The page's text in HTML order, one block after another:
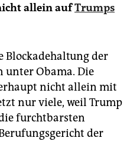
allein aufTrumps
Blockadehaltung der
unter Obama. Die
nicht allein mit
nur viele, weil Trump
furchtbarsten
der